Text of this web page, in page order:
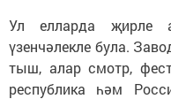
Ул елларда җирле
үзенчәлекле була.
тыш, алар смотр,
республика һәм